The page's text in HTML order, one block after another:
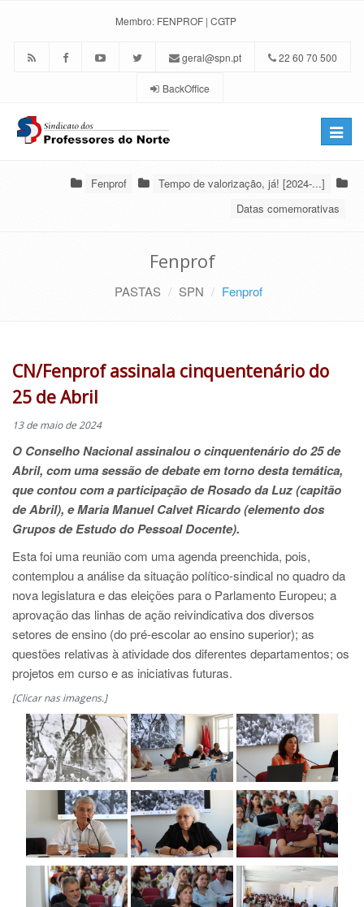
Membro: FENPROF | CGTP
geral@spn.pt 22 60 70 500
BackOffice
Toggle
Fenprof
Tempo de valorização, já! [2024-...]
Datas comemorativas
Fenprof
PASTAS SPN Fenprof
CN/Fenprof assinala cinquentenário do
25 de Abril
13 de maio de 2024
O Conselho Nacional assinalou o cinquentenário do 25 de
Abril, com uma sessão de debate em torno desta temática,
que contou com a participação de Rosado da Luz (capitão
de Abril), e Maria Manuel Calvet Ricardo (elemento dos
Grupos de Estudo do Pessoal Docente).
Esta foi uma reunião com uma agenda preenchida, pois,
contemplou a análise da situação político-sindical no quadro da
nova legislatura e das eleições para o Parlamento Europeu; a
aprovação das linhas de ação reivindicativa dos diversos
setores de ensino (do pré-escolar ao ensino superior); as
questões relativas à atividade dos diferentes departamentos; os
projetos em curso e as iniciativas futuras.
[Clicar nas imagens.]